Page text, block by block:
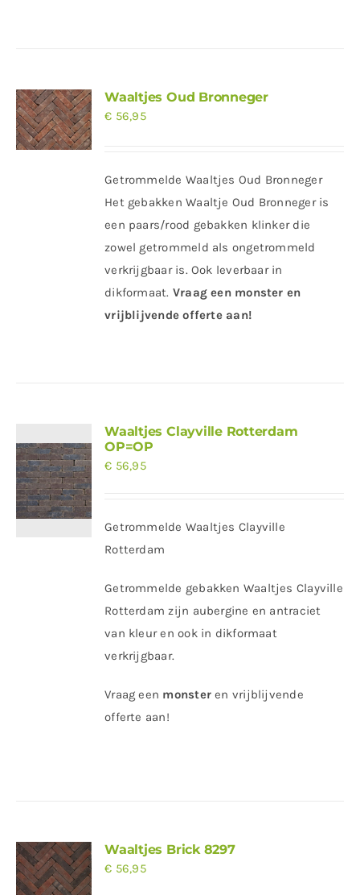
Waaltjes Oud Bronneger
€ 56,95
Getrommelde Waaltjes Oud Bronneger
Het gebakken Waaltje Oud Bronneger is
een paars/rood gebakken klinker die
zowel getrommeld als ongetrommeld
verkrijgbaar is. Ook leverbaar in
dikformaat. Vraag een monster en
vrijblijvende offerte aan!
Waaltjes Clayville Rotterdam
OP=OP
€ 56,95
Getrommelde Waaltjes Clayville
Rotterdam
Getrommelde gebakken Waaltjes Clayville
Rotterdam zijn aubergine en antraciet
van kleur en ook in dikformaat
verkrijgbaar.
Vraag een monsteren vrijblijvende
offerte aan!
Waaltjes Brick 8297
€ 56,95